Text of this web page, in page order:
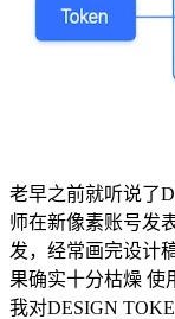
老早之前就听说了
师在新像素账号发
发，经常画完设计
果确实十分枯燥 使
我对DESIGN